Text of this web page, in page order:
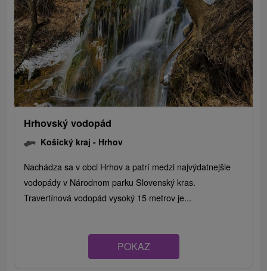
Hrhovský vodopád
Košický kraj - Hrhov
Nachádza sa v obci Hrhov a patrí medzi najvýdatnejšie
vodopády v Národnom parku Slovenský kras.
Travertínová vodopád vysoký 15 metrov je...
POKAZ